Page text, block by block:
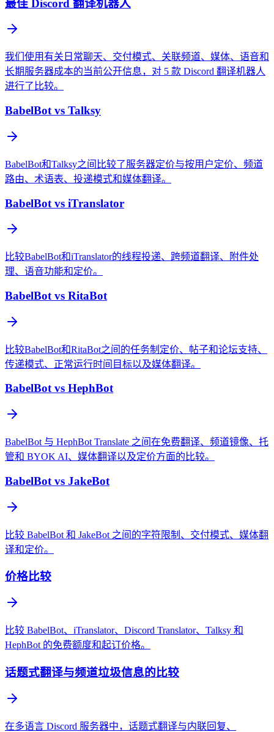
最佳 Discord 翻译机器人
我们使用有关日常聊天、交付模式、关联频道、媒体、语音和
长期服务器成本的当前公开信息，对 5 款 Discord 翻译机器人
进行了比较。
BabelBot vs Talksy
BabelBot和Talksy之间比较了服务器定价与按用户定价、频道
路由、术语表、投递模式和媒体翻译。
BabelBot vs iTranslator
比较BabelBot和iTranslator的线程投递、跨频道翻译、附件处
理、语音功能和定价。
BabelBot vs RitaBot
比较BabelBot和RitaBot之间的任务制定价、帖子和论坛支持、
传递模式、正常运行时间目标以及媒体翻译。
BabelBot vs HephBot
BabelBot 与 HephBot Translate 之间在免费翻译、频道镜像、托
管和 BYOK AI、媒体翻译以及定价方面的比较。
BabelBot vs JakeBot
比较 BabelBot 和 JakeBot 之间的字符限制、交付模式、媒体翻
译和定价。
价格比较
比较 BabelBot、iTranslator、Discord Translator、Talksy 和
HephBot 的免费额度和起订价格。
话题式翻译与频道垃圾信息的比较
在多语言 Discord 服务器中，话题式翻译与内联回复、